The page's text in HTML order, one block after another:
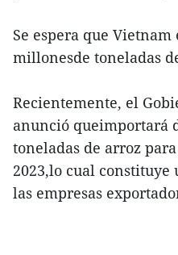
Se espera que
millonesde toneladas
Recientemente, el
anunció queimportará
toneladas de arroz
2023,lo cual
las empresas